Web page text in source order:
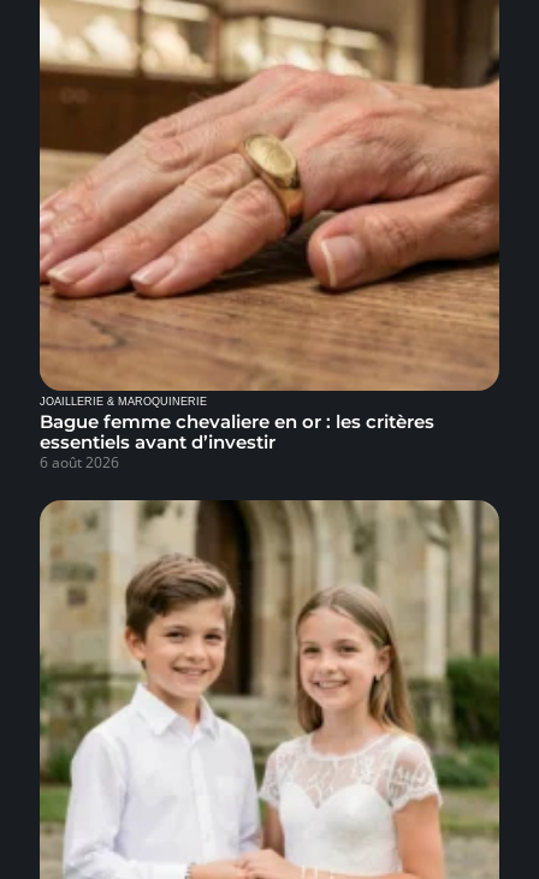
JOAILLERIE & MAROQUINERIE
Bague femme chevaliere en or : les critères
essentiels avant d’investir
6 août 2026